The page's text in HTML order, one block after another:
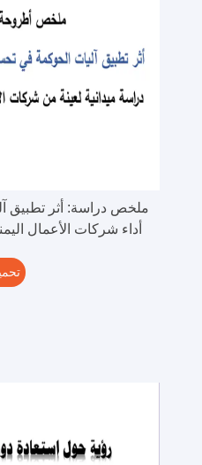
ملخص دراسة: أثر تطبيق
أداء شركات الأعمال